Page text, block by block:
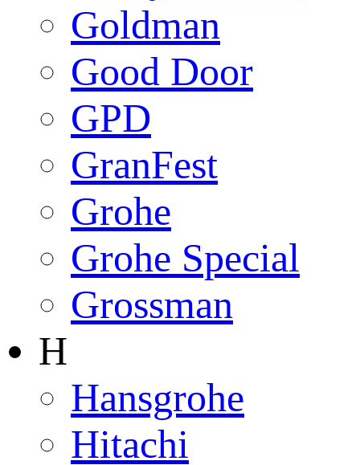
Goldman
Good Door
GPD
GranFest
Grohe
Grohe Special
Grossman
H
Hansgrohe
Hitachi